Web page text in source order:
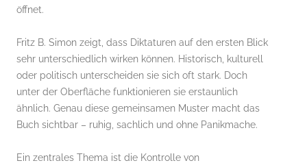
öffnet.
Fritz B. Simon zeigt, dass Diktaturen auf den ersten Blick
sehr unterschiedlich wirken können. Historisch, kulturell
oder politisch unterscheiden sie sich oft stark. Doch
unter der Oberfläche funktionieren sie erstaunlich
ähnlich. Genau diese gemeinsamen Muster macht das
Buch sichtbar – ruhig, sachlich und ohne Panikmache.
Ein zentrales Thema ist die Kontrolle von